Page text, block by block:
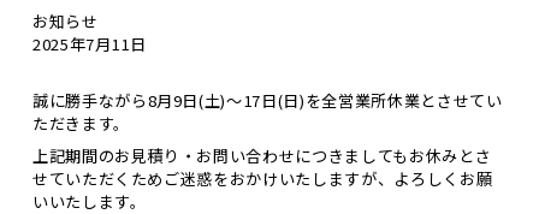
お知らせ
2025年7月11日
誠に勝手ながら8月9日(土)～17日(日)を全営業所休業とさせてい
ただきます。
上記期間のお見積り・お問い合わせにつきましてもお休みとさ
せていただくためご迷惑をおかけいたしますが、よろしくお願
いいたします。